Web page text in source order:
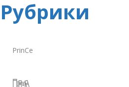
Рубрики
PrinCe